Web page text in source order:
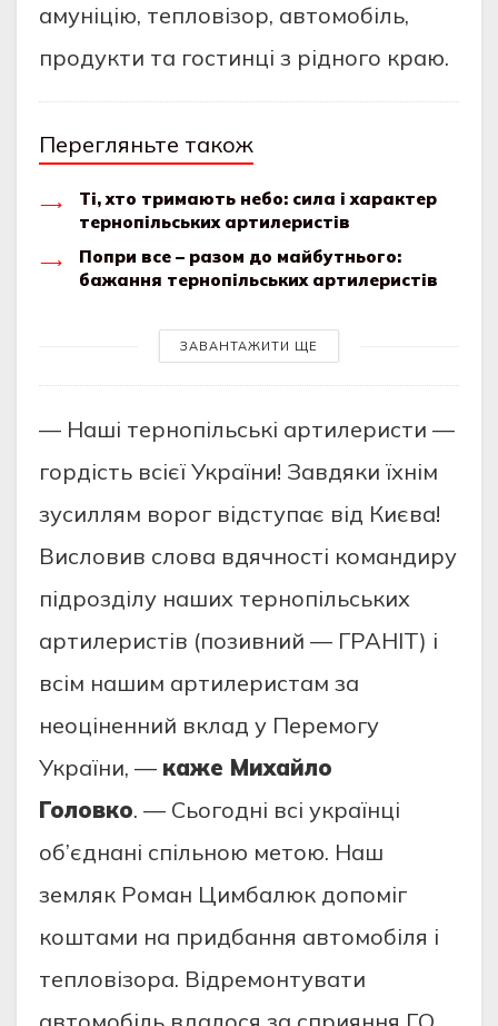
амуніцію, тепловізор, автомобіль,
продукти та гостинці з рідного краю.
Перегляньте також
Ті, хто тримають небо: сила і характер
тернопільських артилеристів
Попри все – разом до майбутнього:
бажання тернопільських артилеристів
ЗАВАНТАЖИТИ ЩЕ
— Наші тернопільські артилеристи —
гордість всієї України! Завдяки їхнім
зусиллям ворог відступає від Києва!
Висловив слова вдячності командиру
підрозділу наших тернопільських
артилеристів (позивний — ГРАНІТ) і
всім нашим артилеристам за
неоціненний вклад у Перемогу
України, — каже Михайло
Головко. — Сьогодні всі українці
об’єднані спільною метою. Наш
земляк Роман Цимбалюк допоміг
коштами на придбання автомобіля і
тепловізора. Відремонтувати